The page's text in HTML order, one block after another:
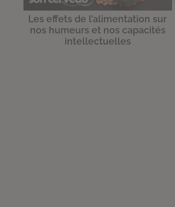
Les effets de l’alimentation sur
nos humeurs et nos capacités
intellectuelles